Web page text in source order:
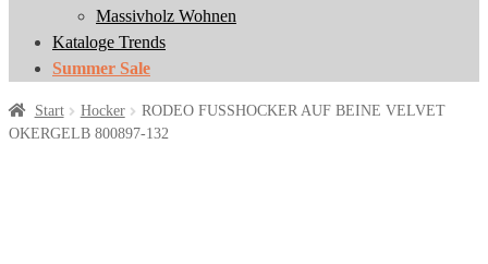
Massivholz Wohnen
Kataloge Trends
Summer Sale
Start Hocker
RODEO FUSSHOCKER AUF BEINE VELVET
OKERGELB 800897-132